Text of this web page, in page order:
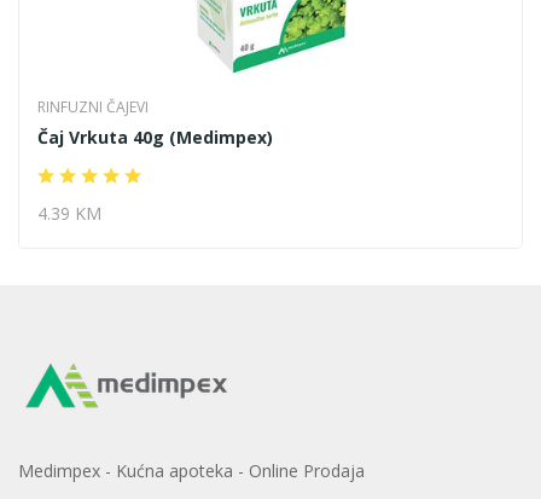
RINFUZNI ČAJEVI
Čaj Vrkuta 40g (Medimpex)
4.39 KM
Medimpex - Kućna apoteka - Online Prodaja